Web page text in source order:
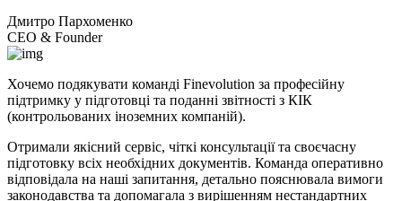
Дмитро Пархоменко
CEO & Founder
Хочемо подякувати команді Finevolution за професійну
підтримку у підготовці та поданні звітності з КІК
(контрольованих іноземних компаній).
Отримали якісний сервіс, чіткі консультації та своєчасну
підготовку всіх необхідних документів. Команда оперативно
відповідала на наші запитання, детально пояснювала вимоги
законодавства та допомагала з вирішенням нестандартних